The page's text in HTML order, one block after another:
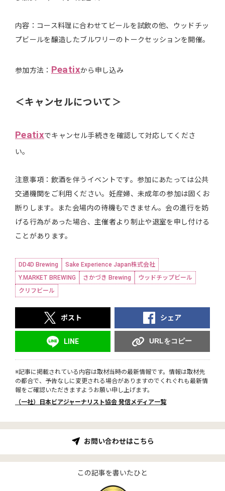
内容：コース料理に合わせてビールを試飲の他、ウッドチッ
プビールを醸造したブルワリーのトークセッションを開催。
参加方法： Peatixから申し込み
＜キャンセルについて＞
Peatixでキャンセル手続きを確認して対応してくださ
い。
注意事項：飲酒を伴うイベントです。参加にあたっては公共
交通機関をご利用ください。妊産婦、未成年の参加は固くお
断りします。また会場内の待機もできません。会の進行を妨
げる行為があった場合、主催者より制止や退室を申し付ける
ことがあります。
DD4D Brewing
Sake Experience Japan株式会社
Y.MARKET BREWING
さかづき Brewing
ウッドチップビール
クリフビール
ポスト シェア
LINE URLをコピー
※記事に掲載されている内容は取材当時の最新情報です。情報は取材先
の都合で、予告なしに変更される場合がありますのでくれぐれも最新情
報をご確認いただきますようお願い申し上げます。
（一社）日本ビアジャーナリスト協会 発信メディア一覧
お問い合わせはこちら
この記事を書いたひと